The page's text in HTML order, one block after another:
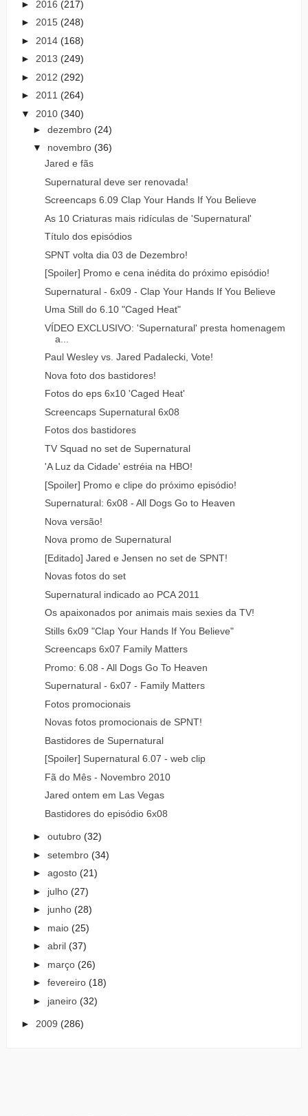
► 2016 (217)
► 2015 (248)
► 2014 (168)
► 2013 (249)
► 2012 (292)
► 2011 (264)
▼ 2010 (340)
► dezembro (24)
▼ novembro (36)
Jared e fãs
Supernatural deve ser renovada!
Screencaps 6.09 Clap Your Hands If You Believe
As 10 Criaturas mais ridículas de 'Supernatural'
Título dos episódios
SPNT volta dia 03 de Dezembro!
[Spoiler] Promo e cena inédita do próximo episódio!
Supernatural - 6x09 - Clap Your Hands If You Believe
Uma Still do 6.10 "Caged Heat"
VÍDEO EXCLUSIVO: 'Supernatural' presta homenagem
a...
Paul Wesley vs. Jared Padalecki, Vote!
Nova foto dos bastidores!
Fotos do eps 6x10 'Caged Heat'
Screencaps Supernatural 6x08
Fotos dos bastidores
TV Squad no set de Supernatural
'A Luz da Cidade' estréia na HBO!
[Spoiler] Promo e clipe do próximo episódio!
Supernatural: 6x08 - All Dogs Go to Heaven
Nova versão!
Nova promo de Supernatural
[Editado] Jared e Jensen no set de SPNT!
Novas fotos do set
Supernatural indicado ao PCA 2011
Os apaixonados por animais mais sexies da TV!
Stills 6x09 "Clap Your Hands If You Believe"
Screencaps 6x07 Family Matters
Promo: 6.08 - All Dogs Go To Heaven
Supernatural - 6x07 - Family Matters
Fotos promocionais
Novas fotos promocionais de SPNT!
Bastidores de Supernatural
[Spoiler] Supernatural 6.07 - web clip
Fã do Mês - Novembro 2010
Jared ontem em Las Vegas
Bastidores do episódio 6x08
► outubro (32)
► setembro (34)
► agosto (21)
► julho (27)
► junho (28)
► maio (25)
► abril (37)
► março (26)
► fevereiro (18)
► janeiro (32)
► 2009 (286)